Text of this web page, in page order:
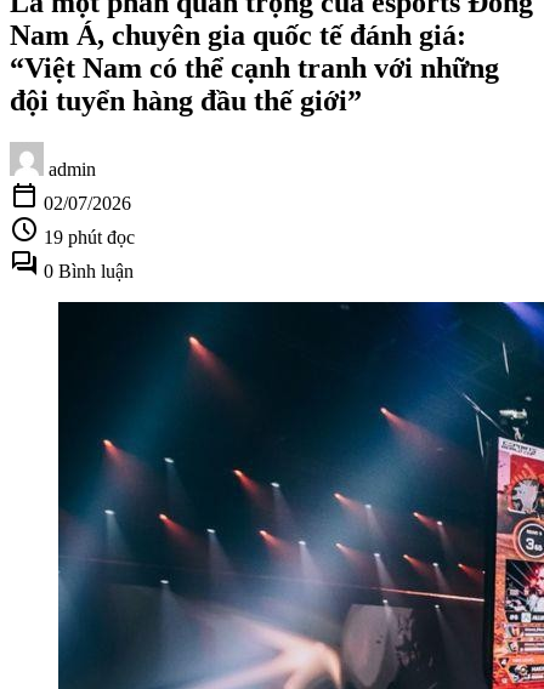
Nam Á, chuyên gia quốc tế đánh giá:
“Việt Nam có thể cạnh tranh với những
đội tuyển hàng đầu thế giới”
admin
calendar_today 02/07/2026
schedule 19 phút đọc
forum 0 Bình luận